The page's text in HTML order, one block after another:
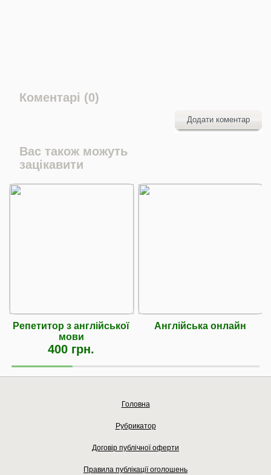
Коментарі (0)
Додати коментар
Вас також можуть
зацікавити
Репетитор з англійської
мови
400 грн.
Англійська онлайн
Головна
Рубрикатор
Договір публічної оферти
Правила публікації оголошень